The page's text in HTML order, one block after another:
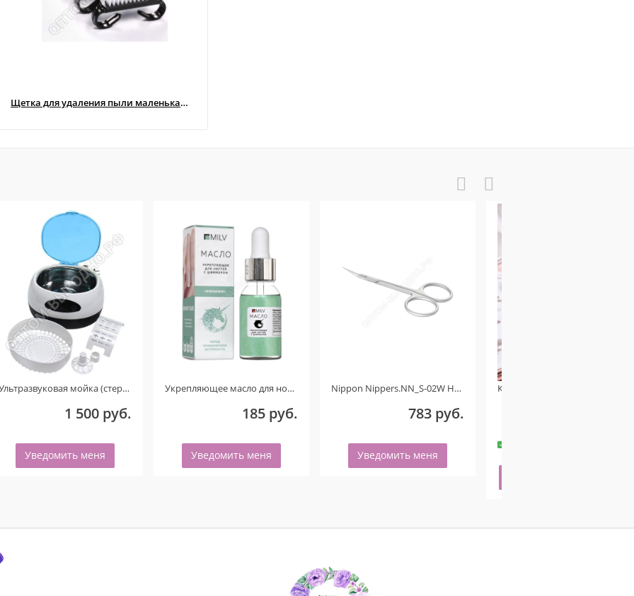
Щетка для удаления пыли маленькая (Чёрная матовая белый ворс) УЦЕНКА!!!! ( Мятый ворс )
Ультразвуковая мойка (стерилизатор) UC-6106 (Голубой) ТОЛЬКО ДЛЯ КЛИЕНТОВ ИЗ ГОРОДА ОМСКА! ДЕФЕКТ!
1 500 руб.
Уведомить меня
Укрепляющее масло для ногтей со смолой мастикового дерева и шиммером «PISTACHIO». 15 мл.
185 руб.
Уведомить меня
Nippon Nippers.NN_S-02W Ножницы для кутикулы. Изогнутые ручки. Длина 107 мм. Матовые Ручная заточка
783 руб.
Уведомить меня